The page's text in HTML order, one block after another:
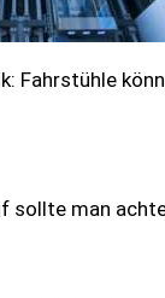
Fahrstühle
sollte man